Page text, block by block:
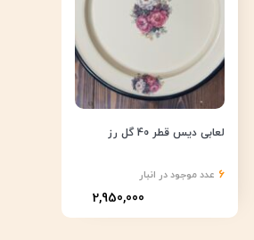
6 عدد موجود در انبار
لعابی دیس قطر 40 گل رز
2,950,000